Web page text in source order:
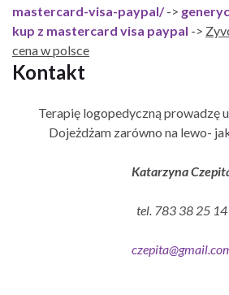
mastercard-visa-paypal/->
kup z mastercard visa paypal ->
cena w polsce
Kontakt
Terapię logopedyczną prowadzę
Dojeżdżam zarówno na lewo-
Katarzyna
tel. 783 38 25 14